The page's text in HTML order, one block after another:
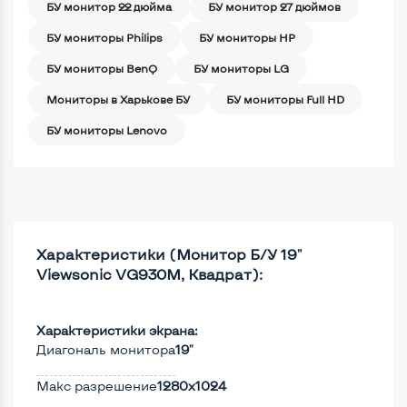
БУ монитор 22 дюйма БУ монитор 27 дюймов
БУ мониторы Philips БУ мониторы HP
БУ мониторы BenQ БУ мониторы LG
Мониторы в Харькове БУ БУ мониторы Full HD
БУ мониторы Lenovo
Характеристики (Монитор Б/У 19"
Viewsonic VG930M, Квадрат):
Характеристики экрана:
Диагональ монитора19"
Макс разрешение1280x1024